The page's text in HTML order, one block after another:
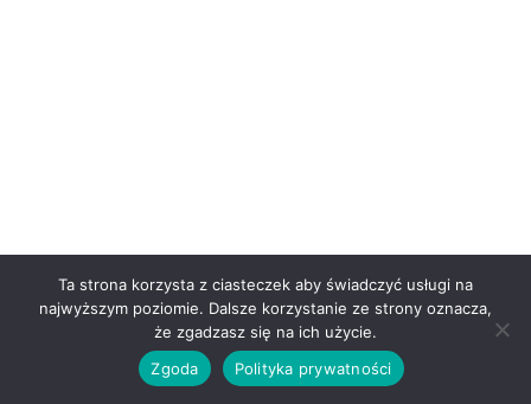
0
Ta strona korzysta z ciasteczek aby świadczyć usługi na
najwyższym poziomie. Dalsze korzystanie ze strony oznacza,
że zgadzasz się na ich użycie.
Zgoda
Polityka prywatności